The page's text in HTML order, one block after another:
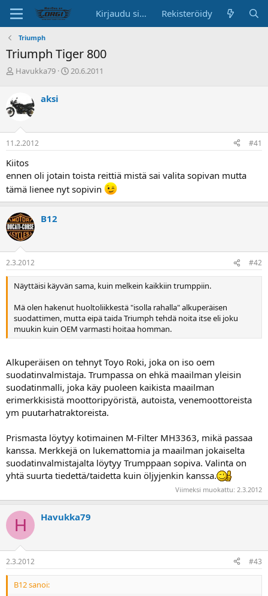
Kirjaudu sisään Rekisteröidy
Triumph
Triumph Tiger 800
K
k
u
t
e
u
n
a
l
o
i
t
t
a
j
a
Havukka79
A
s
v
ä
20.6.2011
aksi
11.2.2012 #41
Kiitos
ennen oli jotain toista reittiä mistä sai valita sopivan mutta
tämä lienee nyt sopivin
B12
2.3.2012 #42
Näyttäisi käyvän sama, kuin melkein kaikkiin trumppiin.
Mä olen hakenut huoltoliikkestä "isolla rahalla" alkuperäisen
suodattimen, mutta eipä taida Triumph tehdä noita itse eli joku
muukin kuin OEM varmasti hoitaa homman.
Alkuperäisen on tehnyt Toyo Roki, joka on iso oem
suodatinvalmistaja. Trumpassa on ehkä maailman yleisin
suodatinmalli, joka käy puoleen kaikista maailman
erimerkkisistä moottoripyöristä, autoista, venemoottoreista
ym puutarhatraktoreista.
Prismasta löytyy kotimainen M-Filter MH3363, mikä passaa
kanssa. Merkkejä on lukemattomia ja maailman jokaiselta
suodatinvalmistajalta löytyy Trumppaan sopiva. Valinta on
yhtä suurta tiedettä/taidetta kuin öljyjenkin kanssa.
Viimeksi muokattu: 2.3.2012
H Havukka79
2.3.2012 #43
B12 sanoi: